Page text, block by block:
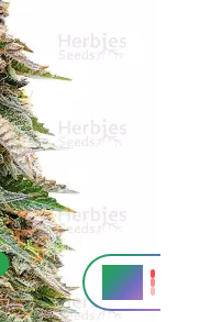
32%
THC